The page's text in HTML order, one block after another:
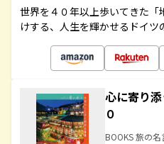
世界を４０年以上歩いてきた
けする、人生を輝かせるドイ
心に寄り
０
BOOKS 旅の